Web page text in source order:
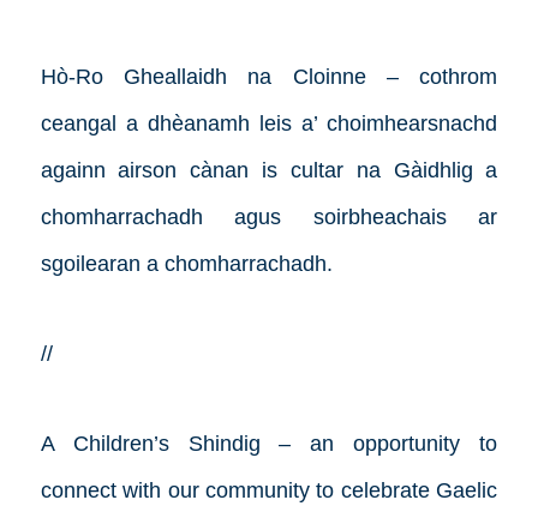
Hò-Ro Gheallaidh na Cloinne – cothrom
ceangal a dhèanamh leis a’ choimhearsnachd
againn airson cànan is cultar na Gàidhlig a
chomharrachadh agus soirbheachais ar
sgoilearan a chomharrachadh.
//
A Children’s Shindig – an opportunity to
connect with our community to celebrate Gaelic